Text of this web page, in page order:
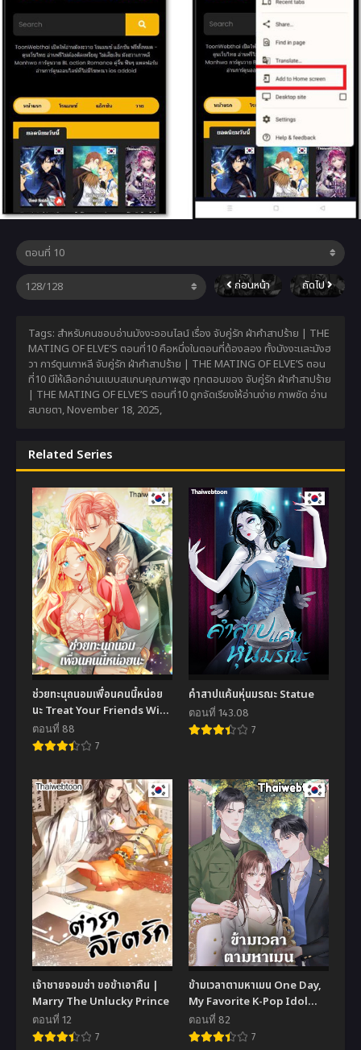
ก่อนหน้า ถัดไป
Tags: สำหรับคนชอบอ่านมังงะออนไลน์ เรื่อง จับคู่รัก ฝ่าคำสาปร้าย | THE
MATING OF ELVE’S ตอนที่10 คือหนึ่งในตอนที่ต้องลอง ทั้งมังงะและมังฮ
วา การ์ตูนเกาหลี จับคู่รัก ฝ่าคำสาปร้าย | THE MATING OF ELVE’S ตอน
ที่10 มีให้เลือกอ่านแบบสแกนคุณภาพสูง ทุกตอนของ จับคู่รัก ฝ่าคำสาปร้าย
| THE MATING OF ELVE’S ตอนที่10 ถูกจัดเรียงให้อ่านง่าย ภาพชัด อ่าน
สบายตา, November 18, 2025,
Related Series
ช่วยทะนุถนอมเพื่อนคนนี้หน่อย
นะ Treat Your Friends With
Respect
ตอนที่ 88
7
คำสาปแค้นหุ่นมรณะ Statue
ตอนที่ 143.08
7
เจ้าชายจอมซ่า ขอข้าเอาคืน |
Marry The Unlucky Prince
ตอนที่ 12
7
ข้ามเวลาตามหาเมน One Day,
My Favorite K-Pop Idol
Group Leader
Disappeared!
ตอนที่ 82
7